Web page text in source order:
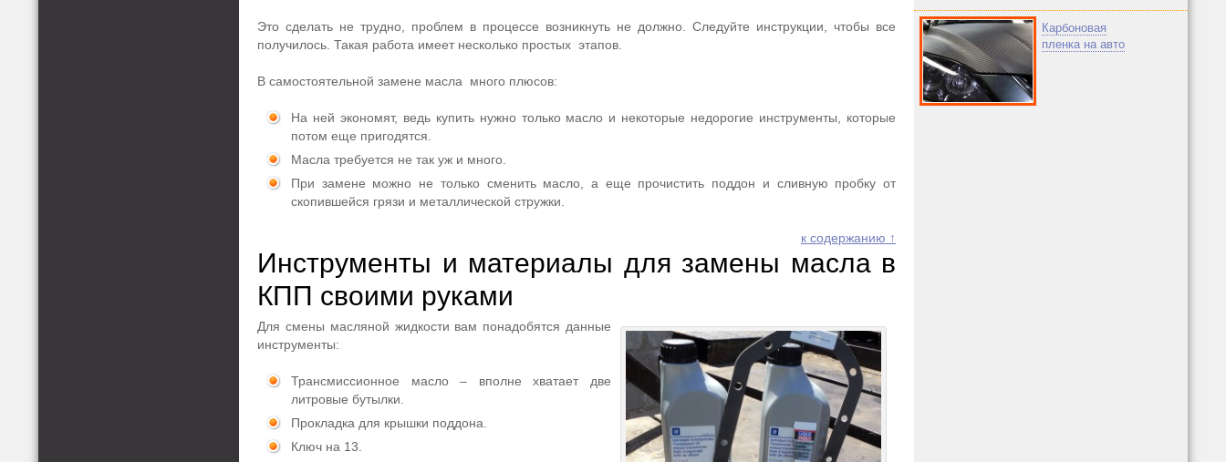
Это сделать не трудно, проблем в процессе возникнуть не должно. Следуйте инструкции, чтобы все
получилось. Такая работа имеет несколько простых этапов.
В самостоятельной замене масла много плюсов:
На ней экономят, ведь купить нужно только масло и некоторые недорогие инструменты, которые
потом еще пригодятся.
Масла требуется не так уж и много.
При замене можно не только сменить масло, а еще прочистить поддон и сливную пробку от
скопившейся грязи и металлической стружки.
к содержанию ↑
Инструменты и материалы для замены масла в
КПП своими руками
Для смены масляной жидкости вам понадобятся данные
инструменты:
Трансмиссионное масло – вполне хватает две
литровые бутылки.
Прокладка для крышки поддона.
Ключ на 13.
Карбоновая
пленка на авто